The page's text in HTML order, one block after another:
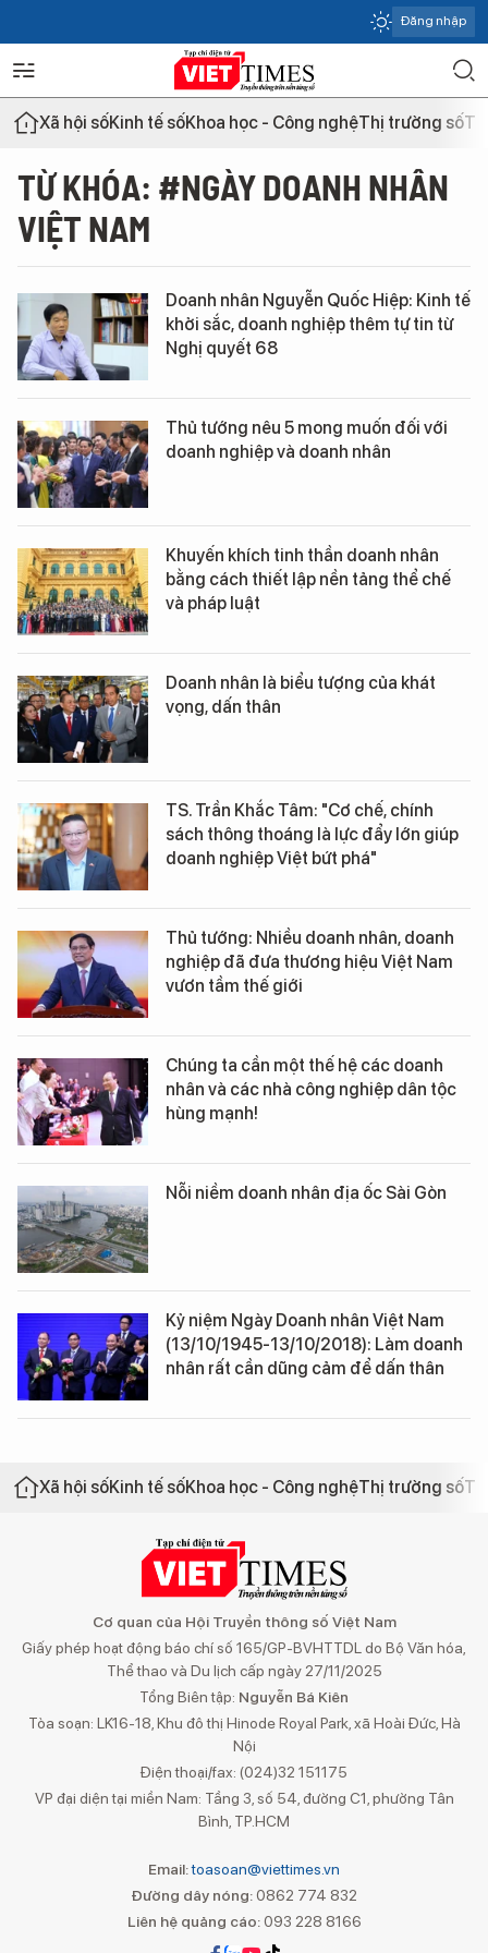
Đăng nhập
Xã hội sốKinh tế sốKhoa học - Công nghệThị trường số
TỪ KHÓA: #NGÀY DOANH NHÂN
VIỆT NAM
Doanh nhân Nguyễn Quốc Hiệp: Kinh tế
khởi sắc, doanh nghiệp thêm tự tin từ
Nghị quyết 68
Thủ tướng nêu 5 mong muốn đối với
doanh nghiệp và doanh nhân
Khuyến khích tinh thần doanh nhân
bằng cách thiết lập nền tảng thể chế
và pháp luật
Doanh nhân là biểu tượng của khát
vọng, dấn thân
TS. Trần Khắc Tâm: "Cơ chế, chính
sách thông thoáng là lực đẩy lớn giúp
doanh nghiệp Việt bứt phá"
Thủ tướng: Nhiều doanh nhân, doanh
nghiệp đã đưa thương hiệu Việt Nam
vươn tầm thế giới
Chúng ta cần một thế hệ các doanh
nhân và các nhà công nghiệp dân tộc
hùng mạnh!
Nỗi niềm doanh nhân địa ốc Sài Gòn
Kỷ niệm Ngày Doanh nhân Việt Nam
(13/10/1945-13/10/2018): Làm doanh
nhân rất cần dũng cảm để dấn thân
Xã hội sốKinh tế sốKhoa học - Công nghệThị trường số
Cơ quan của Hội Truyền thông số Việt Nam
Giấy phép hoạt động báo chí số 165/GP-BVHTTDL do Bộ Văn hóa,
Thể thao và Du lịch cấp ngày 27/11/2025
Tổng Biên tập: Nguyễn Bá Kiên
Tòa soạn: LK16-18, Khu đô thị Hinode Royal Park, xã Hoài Đức, Hà
Nội
Điện thoại/fax: (024)32 151175
VP đại diện tại miền Nam: Tầng 3, số 54, đường C1, phường Tân
Bình, TP.HCM
Email:toasoan@viettimes.vn
Đường dây nóng: 0862 774 832
Liên hệ quảng cáo:093 228 8166